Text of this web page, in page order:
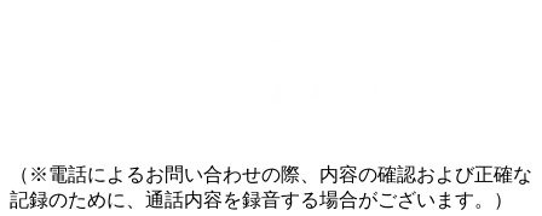
（※電話によるお問い合わせの際、内容の確認および正確な
記録のために、通話内容を録音する場合がございます。）